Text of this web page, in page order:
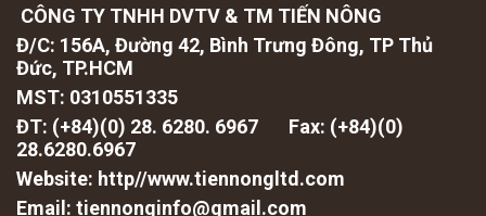
CÔNG TY TNHH DVTV & TM TIẾN NÔNG
Đ/C: 156A, Đường 42, Bình Trưng Đông, TP Thủ
Đức, TP.HCM
MST: 0310551335
ĐT: (+84)(0) 28. 6280. 6967 Fax: (+84)(0)
28.6280.6967
Website: http//www.tiennongltd.com
Email: tiennonginfo@gmail.com